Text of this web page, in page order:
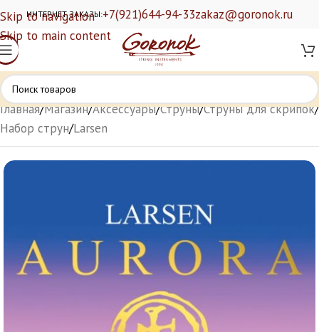
Skip to navigation
Skip to main content
ИНТЕРНЕТ ЗАКАЗЫ:+7(921)644-94-33zakaz@goronok.ru
Главная/Магазин/Аксессуары/Струны/Струны для скрипок/
Набор струн/Larsen